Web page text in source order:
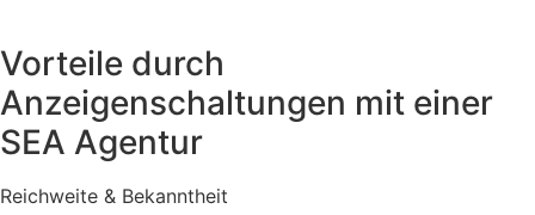
Vorteile durch
Anzeigenschaltungen mit einer
SEA Agentur
Reichweite & Bekanntheit